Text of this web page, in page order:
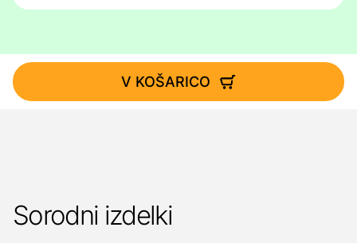
V KOŠARICO
Sorodni izdelki